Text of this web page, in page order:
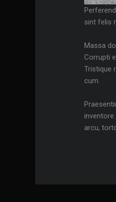
sint felis
Massa
Corrupti
Tristique
cum.
arcu,